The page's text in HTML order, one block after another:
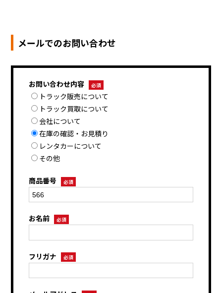
メールでのお問い合わせ
お問い合わせ内容 必須
トラック販売について
トラック買取について
会社について
在庫の確認・お見積り
レンタカーについて
その他
商品番号 必須
お名前 必須
フリガナ 必須